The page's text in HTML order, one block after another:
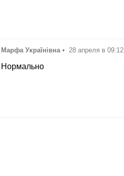
Марфа Українівна • 28 апреля в 09:12
Нормально